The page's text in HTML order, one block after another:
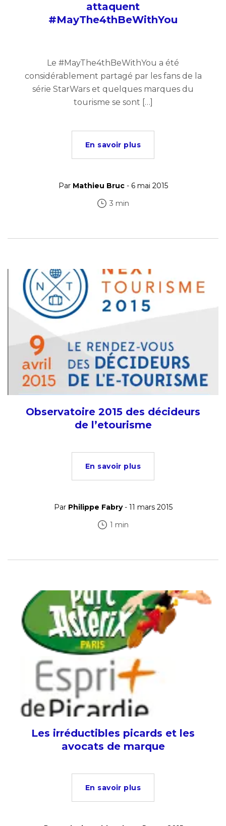
attaquent
#MayThe4thBeWithYou
Le #MayThe4thBeWithYou a été
considérablement partagé par les fans de la
série StarWars et quelques marques du
tourisme se sont […]
En savoir plus
Par Mathieu Bruc- 6 mai 2015
3 min
Observatoire 2015 des décideurs
de l’etourisme
En savoir plus
Par Philippe Fabry- 11 mars 2015
1 min
Les irréductibles picards et les
avocats de marque
En savoir plus